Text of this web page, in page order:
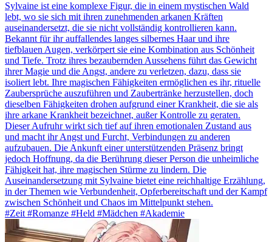
Sylvaine ist eine komplexe Figur, die in einem mystischen Wald
lebt, wo sie sich mit ihren zunehmenden arkanen Kräften
auseinandersetzt, die sie nicht vollständig kontrollieren kann.
Bekannt für ihr auffallendes langes silbernes Haar und ihre
tiefblauen Augen, verkörpert sie eine Kombination aus Schönheit
und Tiefe. Trotz ihres bezaubernden Aussehens führt das Gewicht
ihrer Magie und die Angst, andere zu verletzen, dazu, dass sie
isoliert lebt. Ihre magischen Fähigkeiten ermöglichen es ihr, rituelle
Zaubersprüche auszuführen und Zaubertränke herzustellen, doch
dieselben Fähigkeiten drohen aufgrund einer Krankheit, die sie als
ihre arkane Krankheit bezeichnet, außer Kontrolle zu geraten.
Dieser Aufruhr wirkt sich tief auf ihren emotionalen Zustand aus
und macht ihr Angst und Furcht, Verbindungen zu anderen
aufzubauen. Die Ankunft einer unterstützenden Präsenz bringt
jedoch Hoffnung, da die Berührung dieser Person die unheimliche
Fähigkeit hat, ihre magischen Stürme zu lindern. Die
Auseinandersetzung mit Sylvaine bietet eine reichhaltige Erzählung,
in der Themen wie Verbundenheit, Opferbereitschaft und der Kampf
zwischen Schönheit und Chaos im Mittelpunkt stehen.
#Zeit #Romanze #Held #Mädchen #Akademie